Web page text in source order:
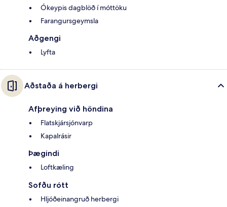
Ókeypis dagblöð í móttöku
Farangursgeymsla
Aðgengi
Lyfta
Aðstaða á herbergi
Afþreying við höndina
Flatskjársjónvarp
Kapalrásir
Þægindi
Loftkæling
Sofðu rótt
Hljóðeinangruð herbergi